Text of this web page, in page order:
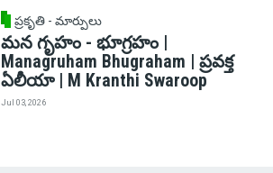
ప్రకృతి - మార్పులు
మన గృహం - భూగ్రహం |
Managruham Bhugraham | ప్రవక్త
ఏలీయా | M Kranthi Swaroop
Jul 03, 2026